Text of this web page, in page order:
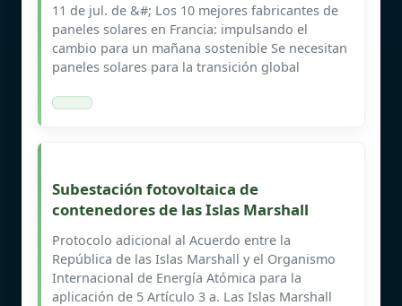
11 de jul. de &#; Los 10 mejores fabricantes de
paneles solares en Francia: impulsando el
cambio para un mañana sostenible Se necesitan
paneles solares para la transición global
Subestación fotovoltaica de
contenedores de las Islas Marshall
Protocolo adicional al Acuerdo entre la
República de las Islas Marshall y el Organismo
Internacional de Energía Atómica para la
aplicación de 5 Artículo 3 a. Las Islas Marshall